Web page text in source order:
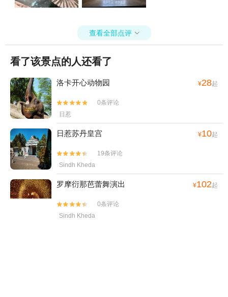
查看全部点评 
看了该景点的人还看了
洛卡开心动物园 ¥28起


0条评论
日惹
日惹苏丹皇宫 ¥10起


19条评论
Sindh Kheda
罗摩衍那芭蕾舞演出 ¥102起


0条评论
Sindh Kheda